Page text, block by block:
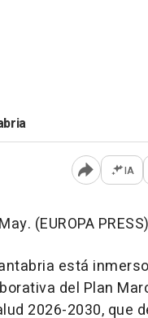
Abrir IA
(EUROPA
está
del Plan
2026-2030, que